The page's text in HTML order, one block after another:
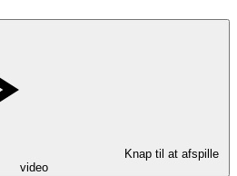
Knap til at afspille
video